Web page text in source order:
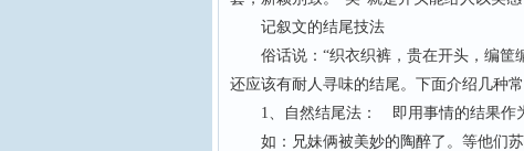
记叙文的结尾技法
俗话说：“织衣织裤，贵在开头，编筐
还应该有耐人寻味的结尾。下面介绍几种
1、自然结尾法： 即用事情的结果作为
如：兄妹俩被美妙的陶醉了。等他们苏